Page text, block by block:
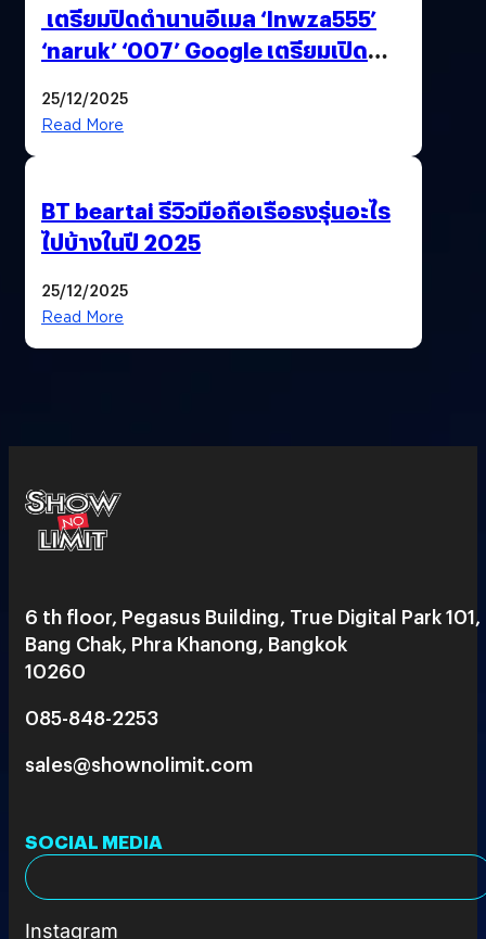
เตรียมปิดตำนานอีเมล ‘lnwza555’
‘naruk’ ‘007’ Google เตรียมเปิด
25/12/2025
Read More
BT beartai รีวิวมือถือเรือธงรุ่นอะไร
ไปบ้างในปี 2025
25/12/2025
Read More
6 th floor, Pegasus Building, True Digital Park 101,
Bang Chak, Phra Khanong, Bangkok
10260
085-848-2253
sales@shownolimit.com
SOCIAL MEDIA
Instagram